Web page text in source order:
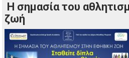
Η σημασία του
ζωή